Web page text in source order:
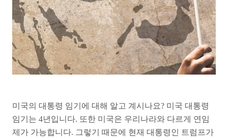
미국의 대통령 임기에 대해 알고 계시나요? 미국 대통령
임기는 4년입니다. 또한 미국은 우리나라와 다르게 연임
제가 가능합니다. 그렇기 때문에 현재 대통령인 트럼프가